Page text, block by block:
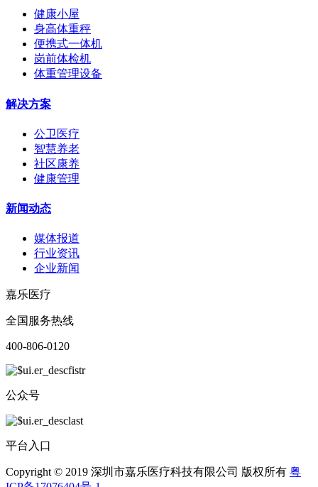
健康小屋
身高体重秤
便携式一体机
岗前体检机
体重管理设备
解决方案
公卫医疗
智慧养老
社区康养
健康管理
新闻动态
媒体报道
行业资讯
企业新闻
嘉乐医疗
全国服务热线
400-806-0120
公众号
平台入口
Copyright © 2019 深圳市嘉乐医疗科技有限公司 版权所有 粤